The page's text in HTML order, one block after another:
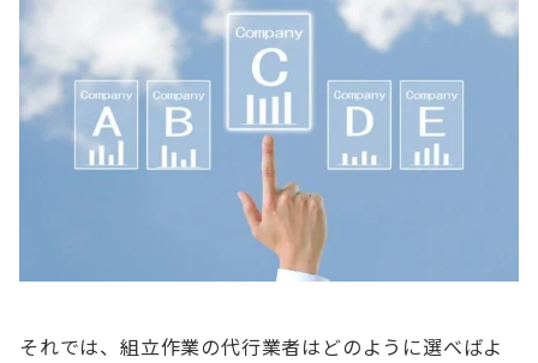
それでは、組立作業の代行業者はどのように選べばよ